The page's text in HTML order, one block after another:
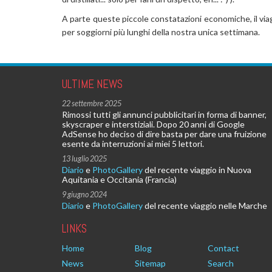
A parte queste piccole constatazioni economiche, il
per soggiorni più lunghi della nostra unica settimana.
ULTIME NEWS
22 settembre 2025
Rimossi tutti gli annunci pubblicitari in forma di banner,
skyscraper e interstiziali. Dopo 20 anni di Google
AdSense ho deciso di dire basta per dare una fruizione
esente da interruzioni ai miei 5 lettori.
13 luglio 2025
Diario e PhotoGallerydel recente viaggio in Nuova
Aquitania e Occitania (Francia)
9 giugno 2024
Diario e PhotoGallerydel recente viaggio nelle Marche
LINKS
Home Blog
Contact
News
Sitemap Search